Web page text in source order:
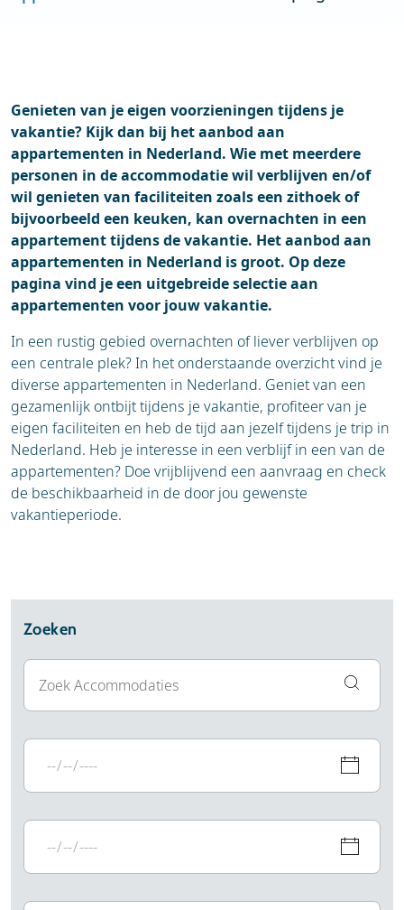
Genieten van je eigen voorzieningen tijdens je
vakantie? Kijk dan bij het aanbod aan
appartementen in Nederland. Wie met meerdere
personen in de accommodatie wil verblijven en/of
wil genieten van faciliteiten zoals een zithoek of
bijvoorbeeld een keuken, kan overnachten in een
appartement tijdens de vakantie. Het aanbod aan
appartementen in Nederland is groot. Op deze
pagina vind je een uitgebreide selectie aan
appartementen voor jouw vakantie.
In een rustig gebied overnachten of liever verblijven op
een centrale plek? In het onderstaande overzicht vind je
diverse appartementen in Nederland. Geniet van een
gezamenlijk ontbijt tijdens je vakantie, profiteer van je
eigen faciliteiten en heb de tijd aan jezelf tijdens je trip in
Nederland. Heb je interesse in een verblijf in een van de
appartementen? Doe vrijblijvend een aanvraag en check
de beschikbaarheid in de door jou gewenste
vakantieperiode.
Zoeken